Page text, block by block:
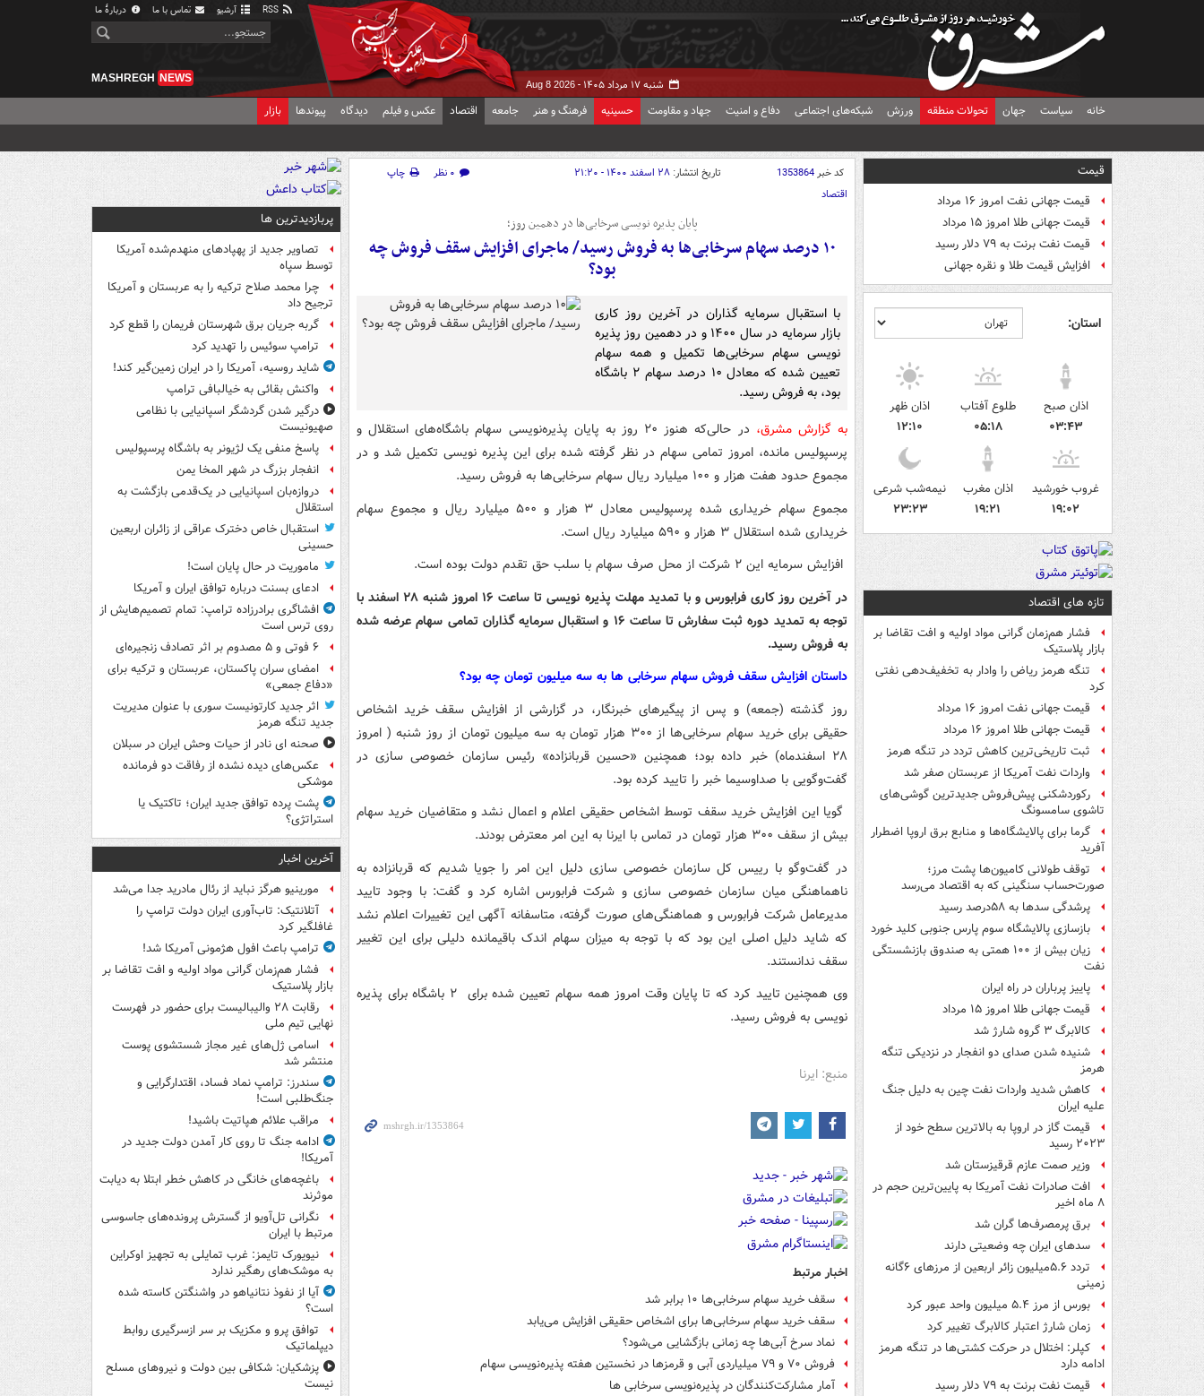
آرشیو تماس با ما دربارهٔ ما
شنبه ۱۷ مرداد ۱۴۰۵ - Aug 8 2026
MASHREGH NEWS
خانه سیاست جهان تحولات منطقه ورزش شبکه‌های اجتماعی دفاع و امنیت جهاد و مقاومت حسینیه فرهنگ و هنر جامعه اقتصاد عکس و فیلم دیدگاه پیوندها بازار
قیمت
قیمت جهانی نفت امروز ۱۶ مرداد
قیمت جهانی طلا امروز ۱۵ مرداد
قیمت نفت برنت به ۷۹ دلار رسید
افزایش قیمت طلا و نقره جهانی
استان:
اذان صبح
۰۳:۴۳
طلوع آفتاب
۰۵:۱۸
اذان ظهر
۱۲:۱۰
غروب خورشید
۱۹:۰۲
اذان مغرب
۱۹:۲۱
نیمه‌شب شرعی
۲۳:۲۳
تازه های اقتصاد
فشار هم‌زمان گرانی مواد اولیه و افت تقاضا بر
بازار پلاستیک
تنگه هرمز ریاض را وادار به تخفیف‌دهی نفتی
کرد
قیمت جهانی نفت امروز ۱۶ مرداد
قیمت جهانی طلا امروز ۱۶ مرداد
ثبت تاریخی‌ترین کاهش تردد در تنگه هرمز
واردات نفت آمریکا از عربستان صفر شد
رکوردشکنی پیش‌فروش جدیدترین گوشی‌های
تاشوی سامسونگ
گرما برای پالایشگاه‌ها و منابع برق اروپا اضطرار
آفرید
توقف طولانی کامیون‌ها پشت مرز؛
صورت‌حساب سنگینی که به اقتصاد می‌رسد
پرشدگی سدها به ۵۸درصد رسید
بازسازی پالایشگاه سوم پارس جنوبی کلید خورد
زیان بیش از ۱۰۰ همتی به صندوق‌ بازنشستگی
نفت
پاییز پرباران در راه ایران
قیمت جهانی طلا امروز ۱۵ مرداد
کالابرگ ۳ گروه شارژ شد
شنیده شدن صدای دو انفجار در نزدیکی تنگه
هرمز
کاهش شدید واردات نفت چین به دلیل جنگ
علیه ایران
قیمت گاز در اروپا به بالاترین سطح خود از
۲۰۲۳ رسید
وزیر صمت عازم قرقیزستان شد
افت صادرات نفت آمریکا به پایین‌ترین حجم در
۸ ماه اخیر
برق پرمصرف‌ها گران شد
سدهای ایران چه وضعیتی دارند
تردد ۵.۶میلیون زائر اربعین از مرزهای ۶گانه
زمینی
بورس از مرز ۵.۴ میلیون واحد عبور کرد
زمان شارژ اعتبار کالابرگ تغییر کرد
کپلر: اختلال در حرکت کشتی‌ها در تنگه هرمز
ادامه دارد
قیمت نفت برنت به ۷۹ دلار رسید
کد خبر1353864 تاریخ انتشار: ۲۸ اسفند ۱۴۰۰ - ۲۱:۲۰ ۰ نظر
چاپ
اقتصاد
پایان پذیره نویسی سرخابی‌ها در دهمین روز؛
۱۰ درصد سهام سرخابی‌ها به فروش رسید/ ماجرای افزایش سقف فروش چه
بود؟
با استقبال سرمایه گذاران در آخرین روز کاری
بازار سرمایه در سال ۱۴۰۰ و در دهمین روز پذیره
نویسی سهام سرخابی‌ها تکمیل و همه سهام
تعیین شده که معادل ۱۰ درصد سهام ۲ باشگاه
بود، به فروش رسید.
به گزارش مشرق،
در حالی‌که هنوز ۲۰ روز به پایان پذیره‌نویسی سهام باشگاه‌های استقلال و
پرسپولیس مانده، امروز تمامی سهام در نظر گرفته شده برای این پذیره نویسی تکمیل شد و در
مجموع حدود هفت هزار و ۱۰۰ میلیارد ریال سهام سرخابی‌ها به فروش رسید.
مجموع سهام خریداری شده پرسپولیس معادل ۳ هزار و ۵۰۰ میلیارد ریال و مجموع سهام
خریداری شده استقلال ۳ هزار و ۵۹۰ میلیارد ریال است.
افزایش سرمایه این ۲ شرکت از محل صرف سهام با سلب حق تقدم دولت بوده است.
در آخرین روز کاری فرابورس و با تمدید مهلت پذیره نویسی تا ساعت ۱۶ امروز شنبه ۲۸ اسفند با
توجه به تمدید دوره ثبت سفارش تا ساعت ۱۶ و استقبال سرمایه گذاران تمامی سهام عرضه شده
به فروش رسید.
داستان افزایش سقف فروش سهام سرخابی ها به سه میلیون تومان چه بود؟
روز گذشته (جمعه) و پس از پیگیرهای خبرنگار، در گزارشی از افزایش سقف خرید اشخاص
حقیقی برای خرید سهام سرخابی‌ها از ۳۰۰ هزار تومان به سه میلیون تومان از روز شنبه ( امروز
۲۸ اسفندماه) خبر داده بود؛ همچنین «حسین قربانزاده» رئیس سازمان خصوصی سازی در
گفت‌وگویی با صداوسیما خبر را تایید کرده بود.
گویا این افزایش خرید سقف توسط اشخاص حقیقی اعلام و اعمال نشد و متقاضیان خرید سهام
بیش از سقف ۳۰۰ هزار تومان در تماس با ایرنا به این امر معترض بودند.
در گفت‌وگو با رییس کل سازمان خصوصی سازی دلیل این امر را جویا شدیم که قربانزاده به
ناهماهنگی میان سازمان خصوصی سازی و شرکت فرابورس اشاره کرد و گفت: با وجود تایید
مدیرعامل شرکت فرابورس و هماهنگی‌های صورت گرفته، متاسفانه آگهی این تغییرات اعلام نشد
که شاید دلیل اصلی این بود که با توجه به میزان سهام اندک باقیمانده دلیلی برای این تغییر
سقف ندانستند.
وی همچنین تایید کرد که تا پایان وقت امروز همه سهام تعیین شده برای ٢ باشگاه برای پذیره
نویسی به فروش رسید.
منبع: ایرنا
اخبار مرتبط
سقف خرید سهام سرخابی‌ها ۱۰ برابر شد
سقف خرید سهام سرخابی‌ها برای اشخاص حقیقی افزایش می‌یابد
نماد سرخ آبی‌ها چه زمانی بازگشایی می‌شود؟
فروش ۷۰ و ۷۹ میلیاردی آبی و قرمزها در نخستین هفته پذیره‌نویسی سهام
آمار مشارکت‌کنندگان در پذیره‌نویسی سرخابی ها
پربازدیدترین ها
تصاویر جدید از پهپادهای منهدم‌شده آمریکا
توسط سپاه
چرا محمد صلاح ترکیه را به عربستان و آمریکا
ترجیح داد
گربه جریان برق شهرستان فریمان را قطع کرد
ترامپ سوئیس را تهدید کرد
شاید روسیه، آمریکا را در ایران زمین‌گیر کند!
واکنش بقائی به خیالبافی ترامپ
درگیر شدن گردشگر اسپانیایی با نظامی
صهیونیست
پاسخ منفی یک لژیونر به باشگاه پرسپولیس
انفجار بزرگ در شهر المخا یمن
دروازه‌بان اسپانیایی در یک‌قدمی بازگشت به
استقلال
استقبال خاص دخترک عراقی از زائران اربعین
حسینی
ماموریت در حال پایان است!
ادعای بسنت درباره توافق ایران و آمریکا
افشاگری برادرزاده ترامپ: تمام تصمیم‌هایش از
روی ترس است
۶ فوتی و ۵ مصدوم بر اثر تصادف زنجیره‌ای
امضای سران پاکستان، عربستان و ترکیه برای
«دفاع جمعی»
اثر جدید کارتونیست سوری با عنوان مدیریت
جدید تنگه هرمز
صحنه ای نادر از حیات وحش ایران در سبلان
عکس‌های دیده نشده از رفاقت دو فرمانده‌
موشکی
پشت پرده توافق جدید ایران؛ تاکتیک یا
استراتژی؟
آخرین اخبار
مورینیو هرگز نباید از رئال مادرید جدا می‌شد
آتلانتیک: تاب‌آوری ایران دولت ترامپ را
غافلگیر کرد
ترامپ باعث افول هژمونی آمریکا شد!
فشار هم‌زمان گرانی مواد اولیه و افت تقاضا بر
بازار پلاستیک
رقابت ۲۸ والیبالیست برای حضور در فهرست
نهایی تیم ملی
اسامی ژل‌های غیر مجاز شستشوی پوست
منتشر شد
سندرز: ترامپ نماد فساد، اقتدارگرایی و
جنگ‌طلبی است!
مراقب علائم هپاتیت باشید!
ادامه جنگ تا روی کار آمدن دولت جدید در
آمریکا!
باغچه‌های خانگی در کاهش خطر ابتلا به دیابت
موثرند
نگرانی تل‌آویو از گسترش پرونده‌های جاسوسی
مرتبط با ایران
نیویورک تایمز: غرب تمایلی به تجهیز اوکراین
به موشک‌های رهگیر ندارد
آیا از نفوذ نتانیاهو در واشنگتن کاسته شده
است؟
توافق پرو و مکزیک بر سر ازسرگیری روابط
دیپلماتیک
پزشکیان: شکافی بین دولت و نیروهای مسلح
نیست